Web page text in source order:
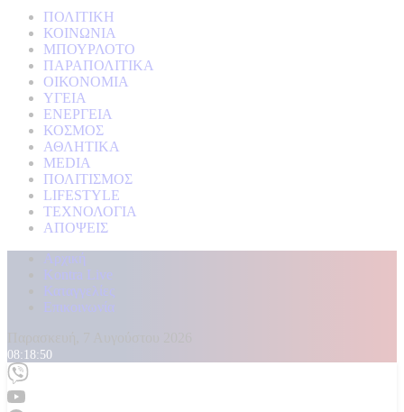
ΠΟΛΙΤΙΚΗ
ΚΟΙΝΩΝΙΑ
ΜΠΟΥΡΛΟΤΟ
ΠΑΡΑΠΟΛΙΤΙΚΑ
ΟΙΚΟΝΟΜΙΑ
ΥΓΕΙΑ
ΕΝΕΡΓΕΙΑ
ΚΟΣΜΟΣ
ΑΘΛΗΤΙΚΑ
MEDIA
ΠΟΛΙΤΙΣΜΟΣ
LIFESTYLE
ΤΕΧΝΟΛΟΓΙΑ
ΑΠΟΨΕΙΣ
Αρχική
Kontra Live
Καταγγελίες
Επικοινωνία
08:18:52